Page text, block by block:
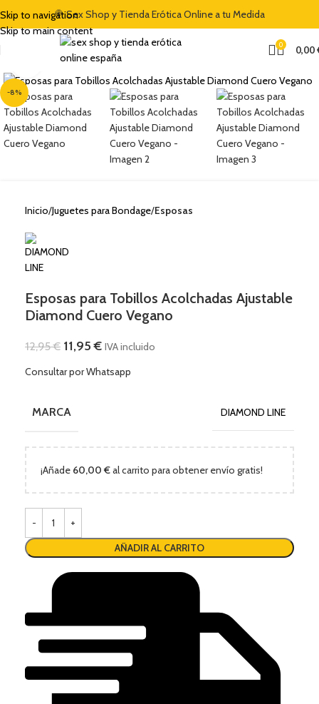
Skip to navigation
Skip to main content
🍭 Sex Shop y Tienda Erótica Online a tu Medida
0 0,00
-8%
Clic para ampliar
Inicio Juguetes para Bondage Esposas
Esposas para Tobillos Acolchadas Ajustable
Diamond Cuero Vegano
12,95€ 11,95€ IVA incluido
Consultar por Whatsapp
MARCA DIAMOND LINE
¡Añade 60,00 €al carrito para obtener envío gratis!
AÑADIR AL CARRITO